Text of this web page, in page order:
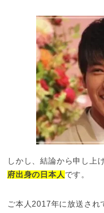
しかし、結論から申し上
府出身の日本人です。
ご本人2017年に放送され